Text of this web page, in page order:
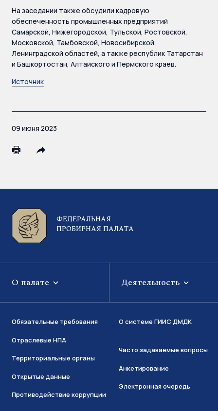
На заседании также обсудили кадровую
обеспеченность промышленных предприятий
Самарской, Нижегородской, Тульской, Ростовской,
Московской, Тамбовской, Новосибирской,
Ленинградской областей, а также республик Татарстан
и Башкортостан, Алтайского и Пермского краев.
Источник
09 июня 2023
ФЕДЕРАЛЬНАЯ
ПРОБИРНАЯ ПАЛАТА
О палате Деятельность
Обязательные требования
Отраслевые НПА
Территориальные органы
Открытые данные
Противодействие коррупции
О системе ГИИС ДМДК
Часто задаваемые вопросы
Анкетирование
Электронная очередь